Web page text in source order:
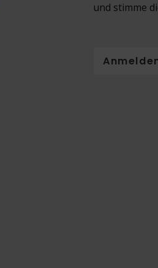
und stimme